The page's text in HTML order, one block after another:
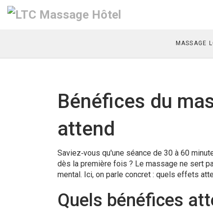
MASSAGE
Bénéfices du
attend
Saviez‑vous qu'une séance de 30 à 60
dès la première fois ? Le massage ne sert
mental. Ici, on parle concret : quels effets
Quels bénéfices